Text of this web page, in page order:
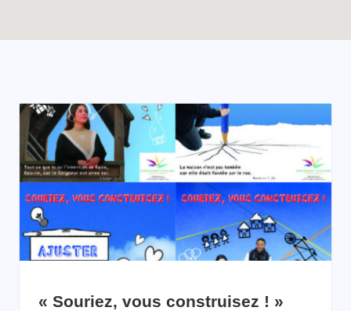
« Souriez, vous construisez ! »